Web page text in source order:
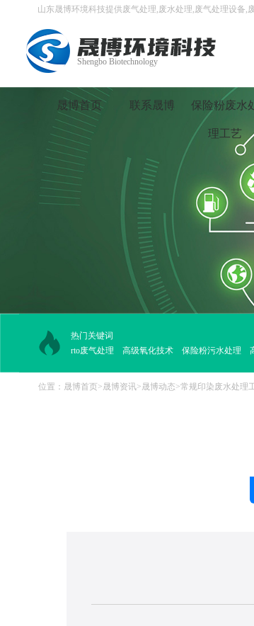
山东晟博环境科技提供废气处理,废水处理,废气处理设备,
Shengbo Biotechnology
晟博首页 联系晟博 保险粉废水
理工艺
热门关键词
rto废气处理
高级氧化技术 保险粉污水处理
位置： 晟博首页>晟博资讯>晟博动态>常规印染废水处理